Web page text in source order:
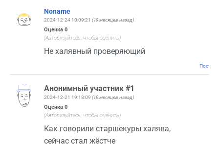
Noname
2024-12-24 10:09:21 (19 месяцев назад)
Оценка 0
(Авторизуйтесь, чтобы оценить)
Не халявный проверяющий
Анонимный участник #1
2024-12-21 19:18:09 (19 месяцев назад)
Оценка 0
(Авторизуйтесь, чтобы оценить)
Как говорили старшекуры халява,
сейчас стал жёстче